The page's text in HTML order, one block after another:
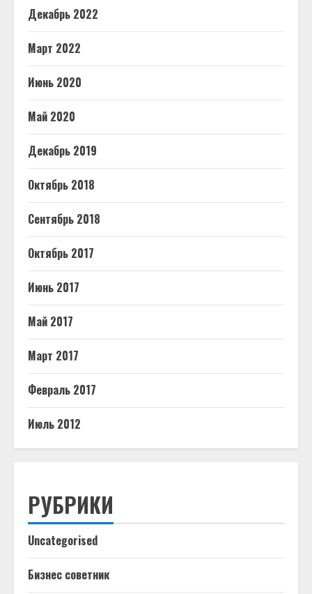
Декабрь 2022
Март 2022
Июнь 2020
Май 2020
Декабрь 2019
Октябрь 2018
Сентябрь 2018
Октябрь 2017
Июнь 2017
Май 2017
Март 2017
Февраль 2017
Июль 2012
РУБРИКИ
Uncategorised
Бизнес советник